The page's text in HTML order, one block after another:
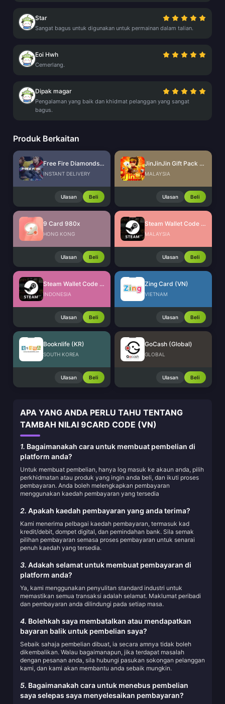
Star
Sangat bagus untuk digunakan untuk permainan dalam talian.
Eoi Hwh
Cemerlang.
Dipak magar
Pengalaman yang baik dan khidmat pelanggan yang sangat
bagus.
Produk Berkaitan
Free Fire Diamonds EU + TR
INSTANT DELIVERY
Ulasan Beli
JinJinJin Gift Pack Redeem Code
MALAYSIA
Ulasan Beli
9 Card 980x
HONG KONG
Ulasan Beli
Steam Wallet Code (MYR)
MALAYSIA
Ulasan Beli
Steam Wallet Code (IDR)
INDONESIA
Ulasan Beli
Zing Card (VN)
VIETNAM
Ulasan Beli
Booknlife (KR)
SOUTH KOREA
Ulasan Beli
GoCash (Global)
GLOBAL
Ulasan Beli
APA YANG ANDA PERLU TAHU TENTANG
TAMBAH NILAI 9CARD CODE (VN)
1. Bagaimanakah cara untuk membuat pembelian di
platform anda?
Untuk membuat pembelian, hanya log masuk ke akaun anda, pilih
perkhidmatan atau produk yang ingin anda beli, dan ikuti proses
pembayaran. Anda boleh melengkapkan pembayaran
menggunakan kaedah pembayaran yang tersedia
2. Apakah kaedah pembayaran yang anda terima?
Kami menerima pelbagai kaedah pembayaran, termasuk kad
kredit/debit, dompet digital, dan pemindahan bank. Sila semak
pilihan pembayaran semasa proses pembayaran untuk senarai
penuh kaedah yang tersedia.
3. Adakah selamat untuk membuat pembayaran di
platform anda?
Ya, kami menggunakan penyulitan standard industri untuk
memastikan semua transaksi adalah selamat. Maklumat peribadi
dan pembayaran anda dilindungi pada setiap masa.
4. Bolehkah saya membatalkan atau mendapatkan
bayaran balik untuk pembelian saya?
Sebaik sahaja pembelian dibuat, ia secara amnya tidak boleh
dikembalikan. Walau bagaimanapun, jika terdapat masalah
dengan pesanan anda, sila hubungi pasukan sokongan pelanggan
kami, dan kami akan membantu anda sebaik mungkin.
5. Bagaimanakah cara untuk menebus pembelian
saya selepas saya menyelesaikan pembayaran?